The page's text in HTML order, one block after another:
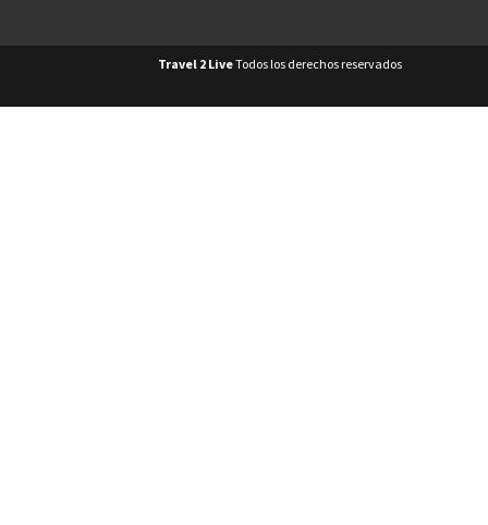
Travel 2 LiveTodos los derechos reservados